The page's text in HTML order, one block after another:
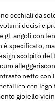
decisi e
gli angoli con
è specificato,
scolpito del
netto con
con
gioiello